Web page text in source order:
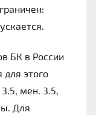
БК в России
этого
мен. 3.5,
Для